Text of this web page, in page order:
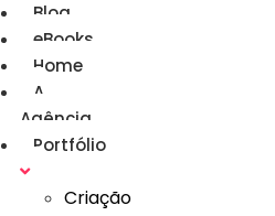
Blog
eBooks
Home
A
Agência
Portfólio
Criação